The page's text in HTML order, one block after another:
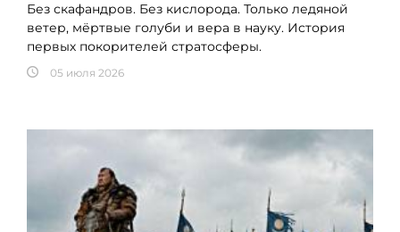
Без скафандров. Без кислорода. Только ледяной
ветер, мёртвые голуби и вера в науку. История
первых покорителей стратосферы.
05 июля 2026